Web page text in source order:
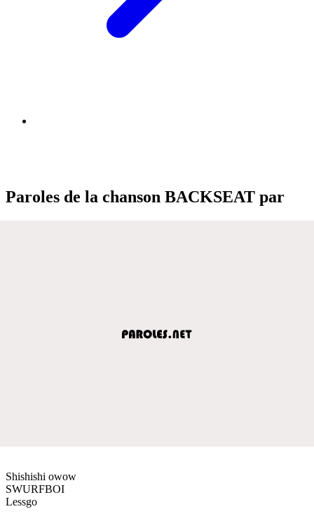
Paroles de la chanson BACKSEAT par
Shishishi owow
SWURFBOI
Lessgo